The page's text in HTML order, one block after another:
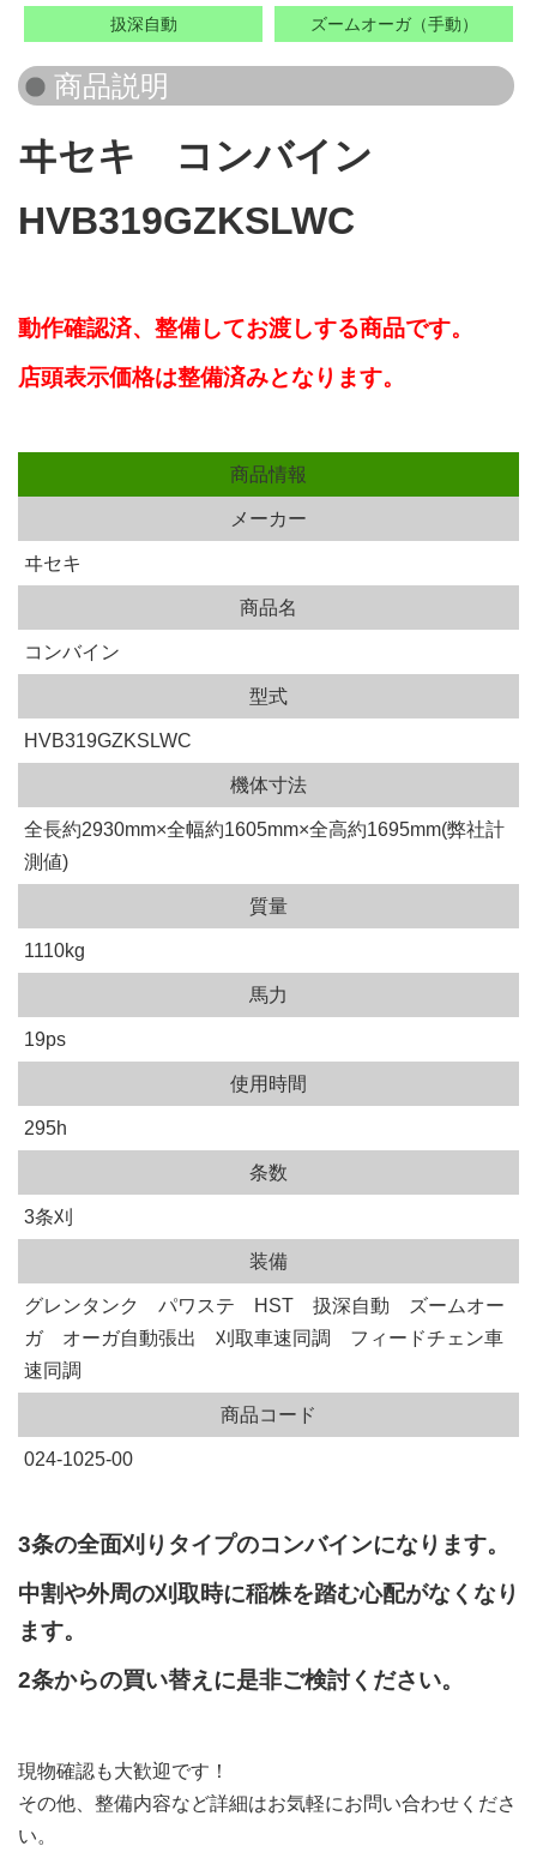
扱深自動 ズームオーガ（手動）
ヰセキ コンバイン
HVB319GZKSLWC
動作確認済、 整備してお渡しする商品です。
店頭表示価格は整備済みとなります。
商品情報
メーカー
ヰセキ
商品名
コンバイン
型式
HVB319GZKSLWC
機体寸法
全長約2930mm×全幅約1605mm×全高約1695mm(弊社計
測値)
質量
1110kg
馬力
19ps
使用時間
295h
条数
3条刈
装備
グレンタンク パワステ HST 扱深自動 ズームオー
ガ オーガ自動張出 刈取車速同調 フィードチェン車
速同調
商品コード
024-1025-00
3条の全面刈りタイプのコンバインになります。
中割や外周の刈取時に稲株を踏む心配がなくなり
ます。
2条からの買い替えに是非ご検討ください。
現物確認も大歓迎です！
その他、整備内容など詳細はお気軽にお問い合わせくださ
い。